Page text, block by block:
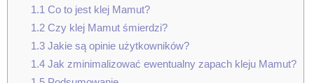
1.1 Co to jest klej Mamut?
1.2Czy klej Mamut śmierdzi?
1.3Jakie są opinie użytkowników?
1.4Jak zminimalizować ewentualny zapach kleju Mamut?